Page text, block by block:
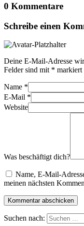
0 Kommentare
Schreibe einen
Deine E-Mail-Adresse
Felder sind mit * markiert
Name *
E-Mail *
Website
Was beschäftigt dich?
Name, E-Mail-
meinen nächsten
Suchen nach: